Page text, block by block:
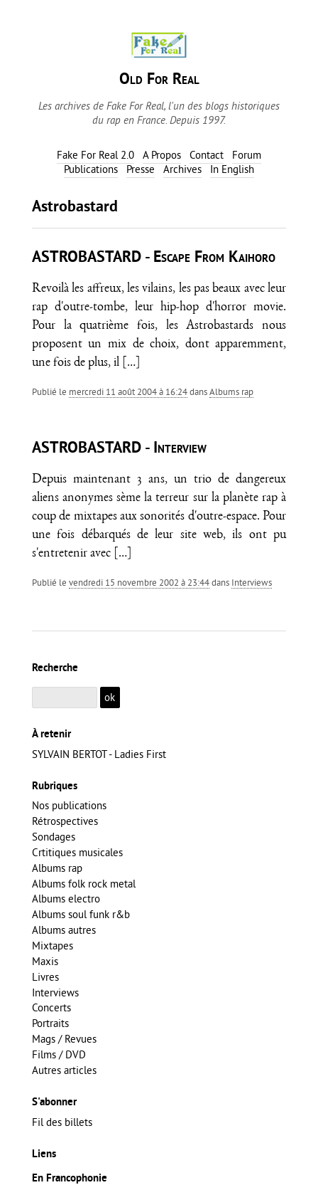
Old For Real
Les archives de Fake For Real, l'un des blogs historiques
du rap en France. Depuis 1997.
Fake For Real 2.0 A Propos Contact
Forum
Publications
Presse Archives In English
Astrobastard
ASTROBASTARD - Escape From Kaihoro
Revoilà les affreux, les vilains, les pas beaux avec leur
rap d'outre-tombe, leur hip-hop d'horror movie.
Pour la quatrième fois, les Astrobastards nous
proposent un mix de choix, dont apparemment,
une fois de plus, il
[…]
Publié le mercredi 11 août 2004 à 16:24dansAlbums rap
ASTROBASTARD - Interview
Depuis maintenant 3 ans, un trio de dangereux
aliens anonymes sème la terreur sur la planète rap à
coup de mixtapes aux sonorités d'outre-espace. Pour
une fois débarqués de leur site web, ils ont pu
s'entretenir avec
[…]
Publié le vendredi 15 novembre 2002 à 23:44dans Interviews
Recherche
À retenir
SYLVAIN BERTOT - Ladies First
Rubriques
Nos publications
Rétrospectives
Sondages
Crtitiques musicales
Albums rap
Albums folk rock metal
Albums electro
Albums soul funk r&b
Albums autres
Mixtapes
Maxis
Livres
Interviews
Concerts
Portraits
Mags / Revues
Films / DVD
Autres articles
S'abonner
Fil des billets
Liens
En Francophonie